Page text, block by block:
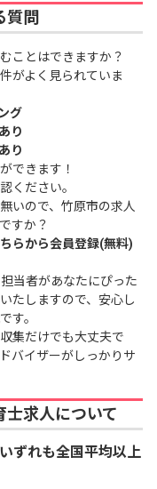
質問
ことはできますか？
がよく見られていま
グ
り
り
できます！
ください。
いので、竹原市の求人
すか？
らから会員登録(無料)
当者があなたにぴった
たしますので、安心し
す。
集だけでも大丈夫で
バイザーがしっかりサ
士求人について
ずれも全国平均以上